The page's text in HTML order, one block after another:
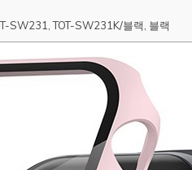
SW231, TOT-SW231K/블랙, 블랙